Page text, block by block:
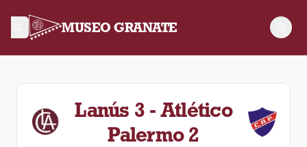
MUSEO GRANATE
Fecha 12. Partido entre Lanús y Atlético Palermo
Lanús 3 - Atlético
Palermo 2